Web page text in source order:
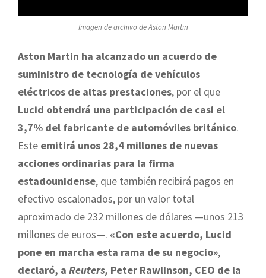
Imagen de archivo de Aston Martin
Aston Martin ha alcanzado un acuerdo de
suministro de tecnología de vehículos
eléctricos de altas prestaciones, por el que
Lucid obtendrá una participación de casi el
3,7% del fabricante de automóviles británico.
Este emitirá unos 28,4 millones de nuevas
acciones ordinarias para la firma
estadounidense, que también recibirá pagos en
efectivo escalonados, por un valor total
aproximado de 232 millones de dólares —unos 213
millones de euros—. «Con este acuerdo, Lucid
pone en marcha esta rama de su negocio»,
declaró, a Reuters, Peter Rawlinson, CEO de la